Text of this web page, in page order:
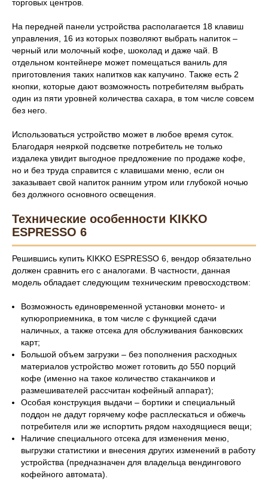
торговых центров.
На передней панели устройства располагается 18 клавиш
управления, 16 из которых позволяют выбрать напиток –
черный или молочный кофе, шоколад и даже чай. В
отдельном контейнере может помещаться ваниль для
приготовления таких напитков как капучино. Также есть 2
кнопки, которые дают возможность потребителям выбрать
один из пяти уровней количества сахара, в том числе совсем
без него.
Использоваться устройство может в любое время суток.
Благодаря неяркой подсветке потребитель не только
издалека увидит выгодное предложение по продаже кофе,
но и без труда справится с клавишами меню, если он
заказывает свой напиток ранним утром или глубокой ночью
без должного основного освещения.
Технические особенности KIKKO
ESPRESSO 6
Решившись купить KIKKO ESPRESSO 6, вендор обязательно
должен сравнить его с аналогами. В частности, данная
модель обладает следующим техническим превосходством:
Возможность единовременной установки монето- и
купюроприемника, в том числе с функцией сдачи
наличных, а также отсека для обслуживания банковских
карт;
Большой объем загрузки – без пополнения расходных
материалов устройство может готовить до 550 порций
кофе (именно на такое количество стаканчиков и
размешивателей рассчитан кофейный аппарат);
Особая конструкция выдачи – бортики и специальный
поддон не дадут горячему кофе расплескаться и обжечь
потребителя или же испортить рядом находящиеся вещи;
Наличие специального отсека для изменения меню,
выгрузки статистики и внесения других изменений в работу
устройства (предназначен для владельца вендингового
кофейного автомата).